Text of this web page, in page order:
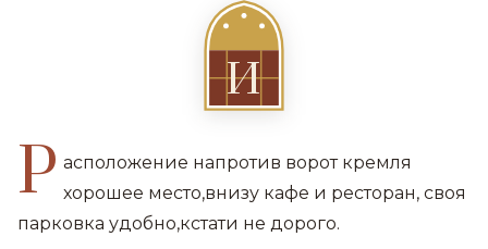
И
Р асположение напротив ворот кремля
хорошее место,внизу кафе и ресторан, своя
парковка удобно,кстати не дорого.